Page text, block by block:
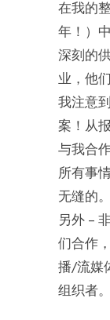
在我的
年！）
深刻的
业，他
我注意
案！从
与我合
所有事
无缝的
另外 –
们合作
播/流媒
组织者